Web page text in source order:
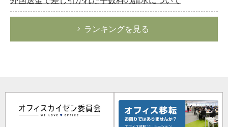
ランキングを見る